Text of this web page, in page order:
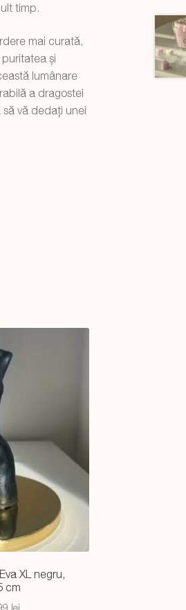
timp.
mai curată,
și
lumânare
a dragostei
să vă dedați unei
XL negru,
cm
lei